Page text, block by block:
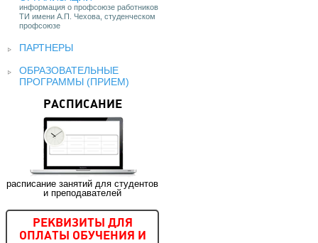
информация о профсоюзе работников
ТИ имени А.П. Чехова, студенческом
профсоюзе
ПАРТНЕРЫ
ОБРАЗОВАТЕЛЬНЫЕ
ПРОГРАММЫ (ПРИЕМ)
РАСПИСАНИЕ
расписание занятий для студентов
и преподавателей
РЕКВИЗИТЫ ДЛЯ
ОПЛАТЫ ОБУЧЕНИЯ И